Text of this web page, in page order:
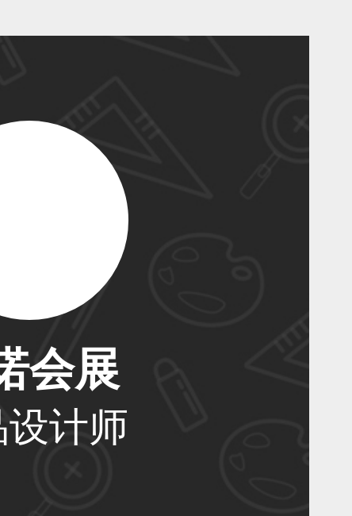
用户作品已成功备
用户作品已成功备
用户作品已成功备
用户作品已成功备
会展
设计师